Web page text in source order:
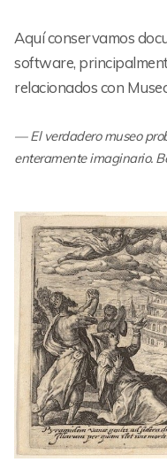
Aquí conservamos
software,
relacionados con
El verdadero museo
enteramente imaginario.